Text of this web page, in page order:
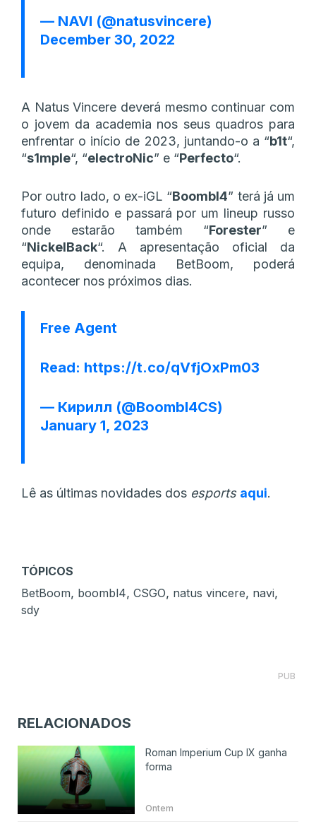
— NAVI (@natusvincere)
December 30, 2022
A Natus Vincere deverá mesmo continuar com
o jovem da academia nos seus quadros para
enfrentar o início de 2023, juntando-o a “b1t“,
“s1mple“, “electroNic” e “Perfecto“.
Por outro lado, o ex-iGL “Boombl4” terá já um
futuro definido e passará por um lineup russo
onde estarão também “Forester” e
“NickelBack“. A apresentação oficial da
equipa, denominada BetBoom, poderá
acontecer nos próximos dias.
Free Agent
Read: https://t.co/qVfjOxPm03
— Кирилл (@Boombl4CS)
January 1, 2023
Lê as últimas novidades dos esports aqui.
TÓPICOS
BetBoom, boombl4, CSGO, natus vincere, navi,
sdy
PUB
RELACIONADOS
Roman Imperium Cup IX ganha
forma
Ontem